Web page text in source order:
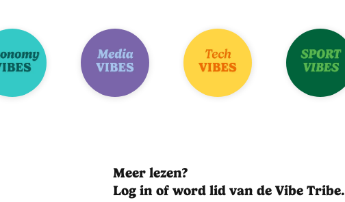
Meer lezen?
Log in of word lid van de Vibe Tribe.